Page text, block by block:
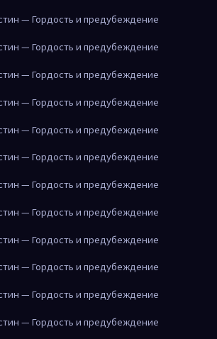
— Гордость и предубеждение
— Гордость и предубеждение
— Гордость и предубеждение
— Гордость и предубеждение
— Гордость и предубеждение
— Гордость и предубеждение
— Гордость и предубеждение
— Гордость и предубеждение
— Гордость и предубеждение
— Гордость и предубеждение
— Гордость и предубеждение
— Гордость и предубеждение